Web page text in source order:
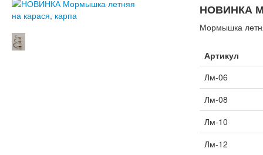
НОВИНКА
Мормышка
Артикул
Лм-06
Лм-08
Лм-10
Лм-12